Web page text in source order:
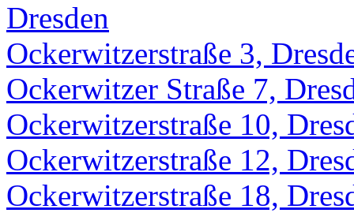
Dresden
Ockerwitzerstraße 3,
Ockerwitzer Straße 7,
Ockerwitzerstraße 10,
Ockerwitzerstraße 12,
Ockerwitzerstraße 18,